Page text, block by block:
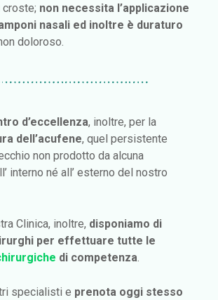
non necessita l’applicazione
nasali ed inoltre è duraturo
doloroso.
d’eccellenza, inoltre, per la
dell’acufene, quel persistente
non prodotto da alcuna
interno né all’ esterno del nostro
Clinica, inoltre, disponiamo di
per effettuare tutte le
di competenza.
specialisti e prenota oggi stesso